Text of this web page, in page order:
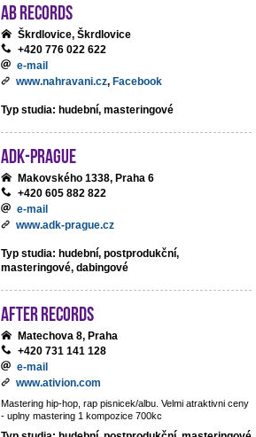
AB records
Škrdlovice, Škrdlovice
+420 776 022 622
e-mail
www.nahravani.cz, Facebook
Typ studia: hudební, masteringové
ADK-Prague
Makovského 1338, Praha 6
+420 605 882 822
e-mail
www.adk-prague.cz
Typ studia: hudební, postprodukční,
masteringové, dabingové
After records
Matechova 8, Praha
+420 731 141 128
e-mail
www.ativion.com
Mastering hip-hop, rap pisnicek/albu. Velmi atraktivni ceny
- uplny mastering 1 kompozice 700kc